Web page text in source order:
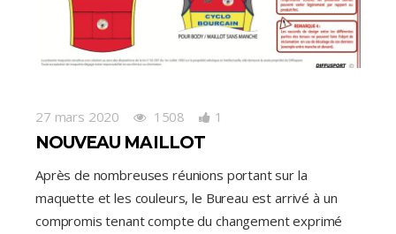
27 mars 2020 1508 1
NOUVEAU MAILLOT
Après de nombreuses réunions portant sur la
maquette et les couleurs, le Bureau est arrivé à un
compromis tenant compte du changement exprimé